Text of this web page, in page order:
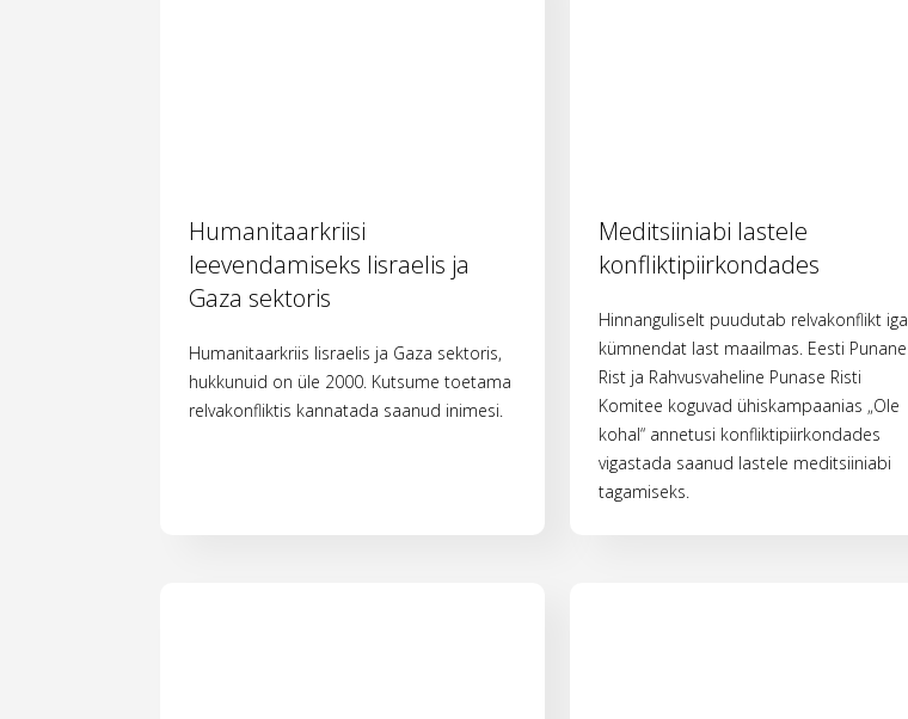
Humanitaarkriisi
leevendamiseks Iisraelis ja
Gaza sektoris
Humanitaarkriis Iisraelis ja Gaza sektoris,
hukkunuid on üle 2000. Kutsume toetama
relvakonfliktis kannatada saanud inimesi.
Meditsiiniabi lastele
konfliktipiirkondades
Hinnanguliselt puudutab relvakonflikt iga
kümnendat last maailmas. Eesti Punane
Rist ja Rahvusvaheline Punase Risti
Komitee koguvad ühiskampaanias „Ole
kohal“ annetusi konfliktipiirkondades
vigastada saanud lastele meditsiiniabi
tagamiseks.